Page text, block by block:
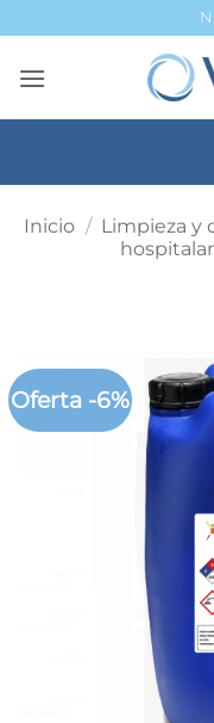
al
contenido
Inicio / Limpieza y
Oferta -6%